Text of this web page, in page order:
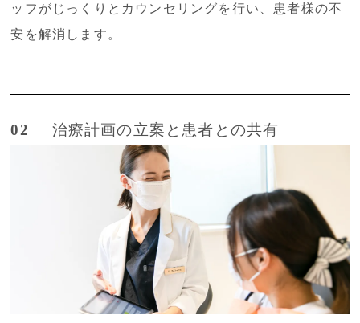
ッフがじっくりとカウンセリングを行い、患者様の不
安を解消します。
02 治療計画の立案と患者との共有